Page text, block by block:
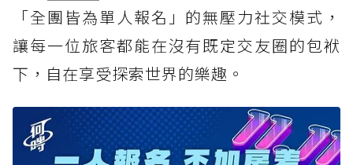
「全團皆為單人報名」的無壓力社交模式，
讓每一位旅客都能在沒有既定交友圈的包袱
下，自在享受探索世界的樂趣。